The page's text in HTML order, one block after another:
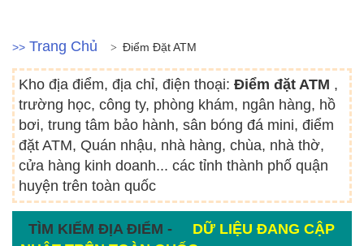
>> Trang Chủ Điểm Đặt ATM
Kho địa điểm, địa chỉ, điện thoại: Điểm đặt ATM ,
trường học, công ty, phòng khám, ngân hàng, hồ
bơi, trung tâm bảo hành, sân bóng đá mini, điểm
đặt ATM, Quán nhậu, nhà hàng, chùa, nhà thờ,
cửa hàng kinh doanh... các tỉnh thành phố quận
huyện trên toàn quốc
TÌM KIẾM ĐỊA ĐIỂM -
DỮ LIỆU ĐANG CẬP